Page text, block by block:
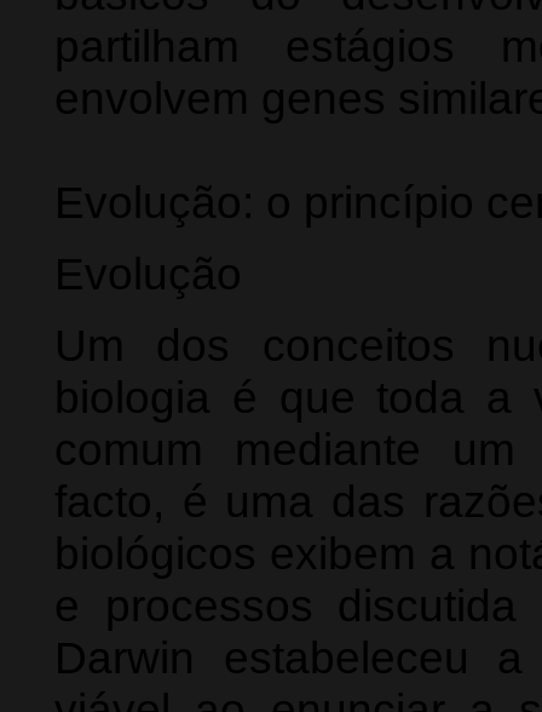
partilham estágios
envolvem genes
Evolução: o princípio
Evolução
Um dos conceitos
biologia é que toda a
comum mediante
facto, é uma das
biológicos exibem a
e processos
Darwin estabeleceu